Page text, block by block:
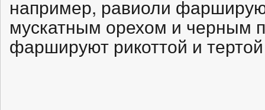
например, равиоли
мускатным орехом и черным
фаршируют рикоттой и